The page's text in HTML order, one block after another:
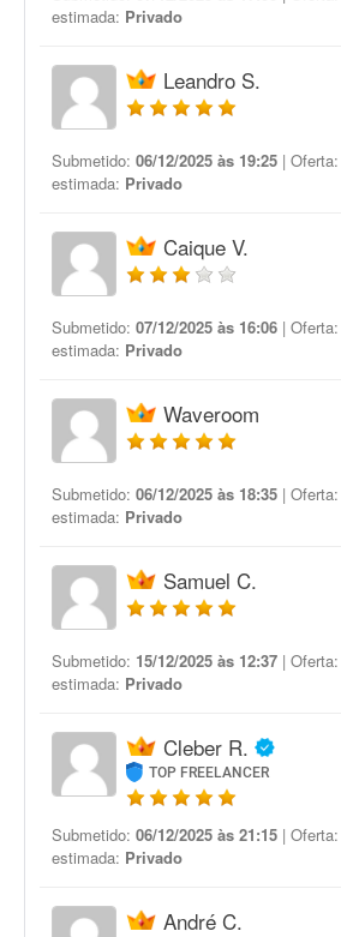
estimada: Privado
Leandro S.
Submetido: 06/12/2025 às 19:25 | Oferta:
estimada: Privado
Caique V.
Submetido: 07/12/2025 às 16:06 | Oferta:
estimada: Privado
Waveroom
Submetido: 06/12/2025 às 18:35 | Oferta:
estimada: Privado
Samuel C.
Submetido: 15/12/2025 às 12:37 | Oferta:
estimada: Privado
Cleber R.
TOP FREELANCER
Submetido: 06/12/2025 às 21:15 | Oferta:
estimada: Privado
André C.